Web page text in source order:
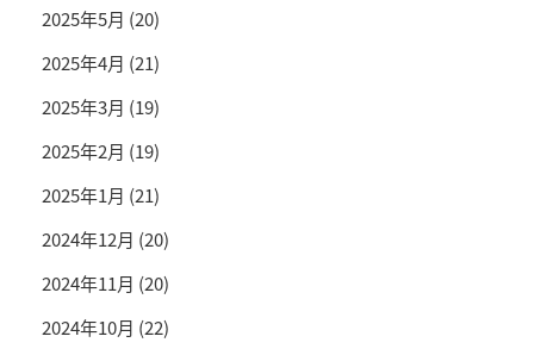
2025年5月 (20)
2025年4月 (21)
2025年3月 (19)
2025年2月 (19)
2025年1月 (21)
2024年12月 (20)
2024年11月 (20)
2024年10月 (22)